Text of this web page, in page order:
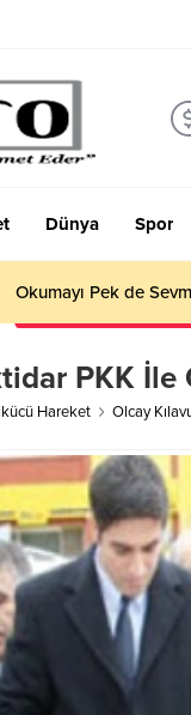
Dünya Spor
Okumayı Pek de
PKK
Hareket Olcay